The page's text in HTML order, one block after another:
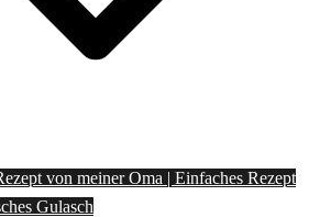
von meiner Oma | Einfaches Rezept
Gulasch